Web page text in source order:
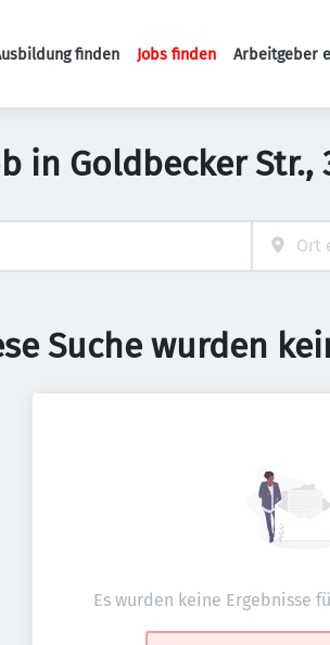
Haupt-
finden Jobs finden Arbeitgeber
in Goldbecker
Suche wurden
Es wurden keine Ergebnisse